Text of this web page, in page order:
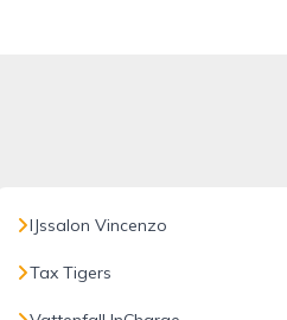
IJssalon Vincenzo
Tax Tigers